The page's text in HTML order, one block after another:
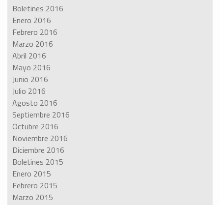
Boletines 2016
Enero 2016
Febrero 2016
Marzo 2016
Abril 2016
Mayo 2016
Junio 2016
Julio 2016
Agosto 2016
Septiembre 2016
Octubre 2016
Noviembre 2016
Diciembre 2016
Boletines 2015
Enero 2015
Febrero 2015
Marzo 2015